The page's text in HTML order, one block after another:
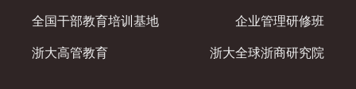
全国干部教育培训基地
企业管理研修班
浙大高管教育
浙大全球浙商研究院